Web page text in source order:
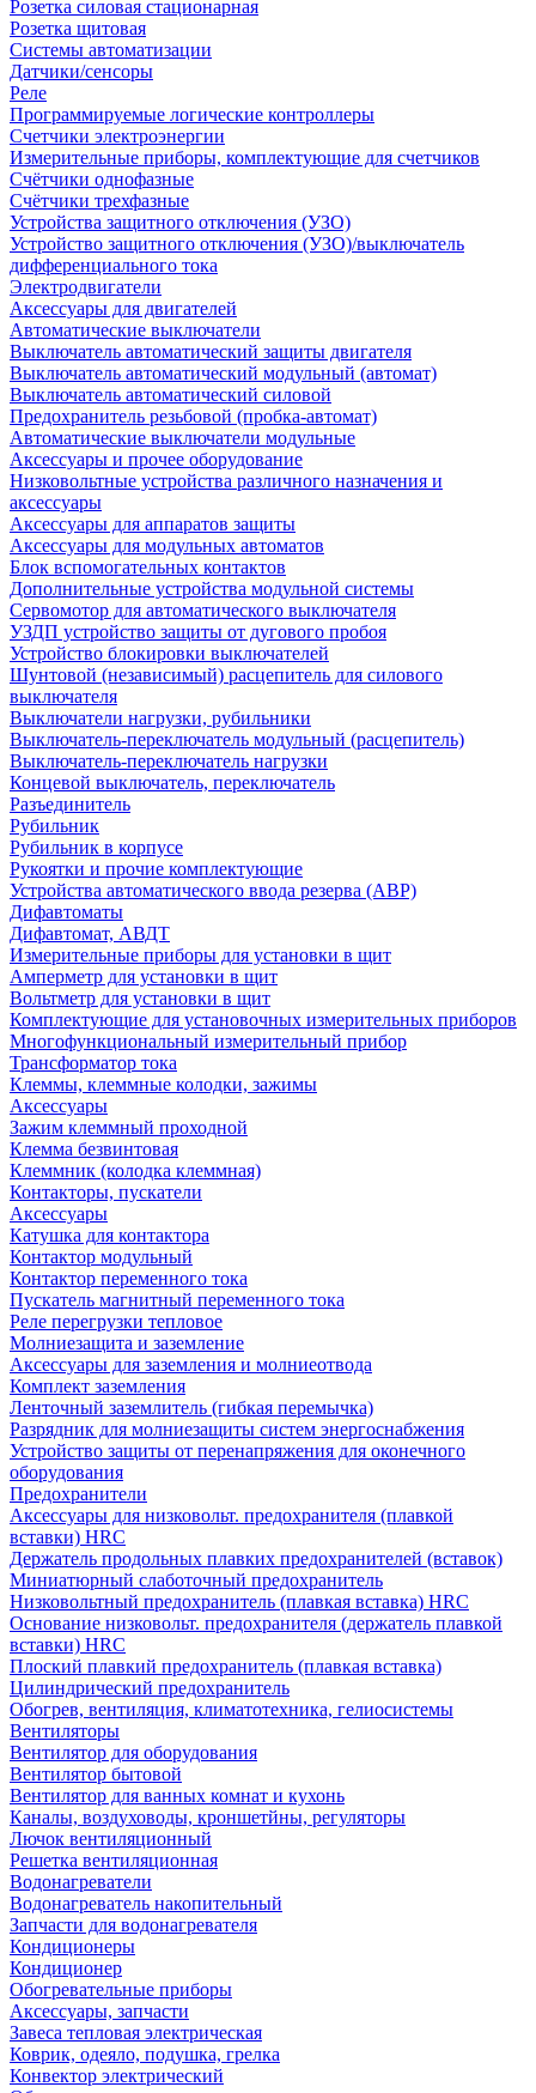
Розетка силовая стационарная
Розетка щитовая
Системы автоматизации
Датчики/сенсоры
Реле
Программируемые логические контроллеры
Счетчики электроэнергии
Измерительные приборы, комплектующие для счетчиков
Счётчики однофазные
Счётчики трехфазные
Устройства защитного отключения (УЗО)
Устройство защитного отключения (УЗО)/выключатель
дифференциального тока
Электродвигатели
Аксессуары для двигателей
Автоматические выключатели
Выключатель автоматический защиты двигателя
Выключатель автоматический модульный (автомат)
Выключатель автоматический силовой
Предохранитель резьбовой (пробка-автомат)
Автоматические выключатели модульные
Аксессуары и прочее оборудование
Низковольтные устройства различного назначения и
аксессуары
Аксессуары для аппаратов защиты
Аксессуары для модульных автоматов
Блок вспомогательных контактов
Дополнительные устройства модульной системы
Сервомотор для автоматического выключателя
УЗДП устройство защиты от дугового пробоя
Устройство блокировки выключателей
Шунтовой (независимый) расцепитель для силового
выключателя
Выключатели нагрузки, рубильники
Выключатель-переключатель модульный (расцепитель)
Выключатель-переключатель нагрузки
Концевой выключатель, переключатель
Разъединитель
Рубильник
Рубильник в корпусе
Рукоятки и прочие комплектующие
Устройства автоматического ввода резерва (АВР)
Дифавтоматы
Дифавтомат, АВДТ
Измерительные приборы для установки в щит
Амперметр для установки в щит
Вольтметр для установки в щит
Комплектующие для установочных измерительных приборов
Многофункциональный измерительный прибор
Трансформатор тока
Клеммы, клеммные колодки, зажимы
Аксессуары
Зажим клеммный проходной
Клемма безвинтовая
Клеммник (колодка клеммная)
Контакторы, пускатели
Аксессуары
Катушка для контактора
Контактор модульный
Контактор переменного тока
Пускатель магнитный переменного тока
Реле перегрузки тепловое
Молниезащита и заземление
Аксессуары для заземления и молниеотвода
Комплект заземления
Ленточный заземлитель (гибкая перемычка)
Разрядник для молниезащиты систем энергоснабжения
Устройство защиты от перенапряжения для оконечного
оборудования
Предохранители
Аксессуары для низковольт. предохранителя (плавкой
вставки) HRC
Держатель продольных плавких предохранителей (вставок)
Миниатюрный слаботочный предохранитель
Низковольтный предохранитель (плавкая вставка) HRC
Основание низковольт. предохранителя (держатель плавкой
вставки) HRC
Плоский плавкий предохранитель (плавкая вставка)
Цилиндрический предохранитель
Обогрев, вентиляция, климатотехника, гелиосистемы
Вентиляторы
Вентилятор для оборудования
Вентилятор бытовой
Вентилятор для ванных комнат и кухонь
Каналы, воздуховоды, кроншетйны, регуляторы
Лючок вентиляционный
Решетка вентиляционная
Водонагреватели
Водонагреватель накопительный
Запчасти для водонагревателя
Кондиционеры
Кондиционер
Обогревательные приборы
Аксессуары, запчасти
Завеса тепловая электрическая
Коврик, одеяло, подушка, грелка
Конвектор электрический